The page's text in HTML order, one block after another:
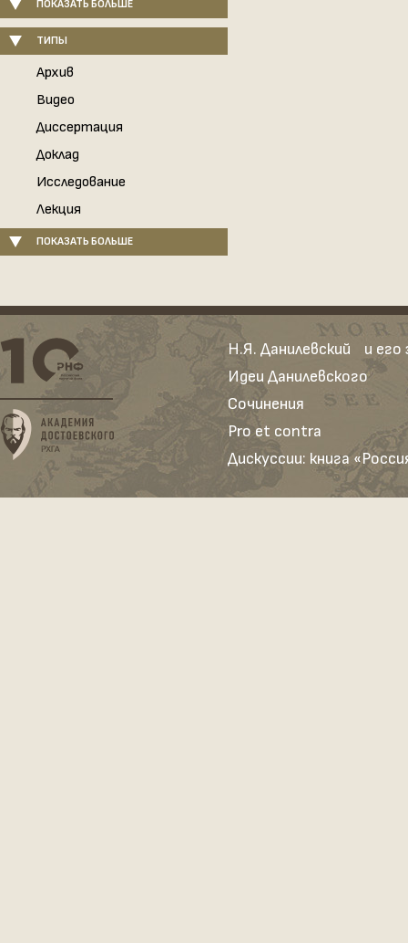
ПОКАЗАТЬ БОЛЬШЕ
ТИПЫ
Архив
Видео
Диссертация
Доклад
Исследование
Лекция
ПОКАЗАТЬ БОЛЬШЕ
Н.Я. Данилевский и его
Идеи Данилевского
Сочинения
Pro et contra
Дискуссии: книга